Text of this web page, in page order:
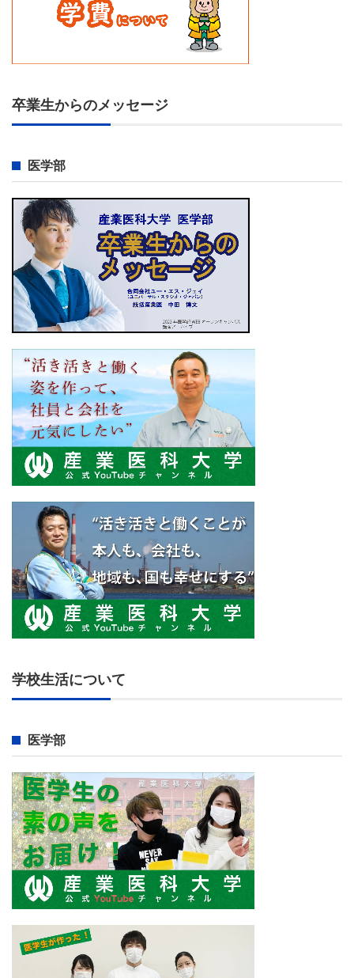
卒業生からのメッセージ
医学部
学校生活について
医学部